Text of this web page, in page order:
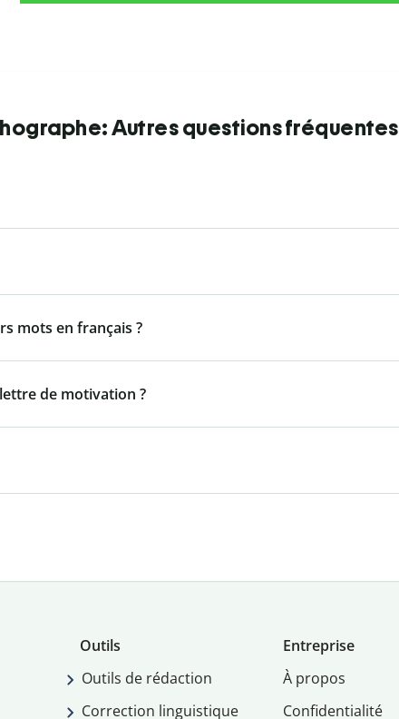
Autres questions fréquentes
mots en français ?
de motivation ?
Outils
Outils de rédaction
Correction linguistique
Entreprise
À propos
Confidentialité